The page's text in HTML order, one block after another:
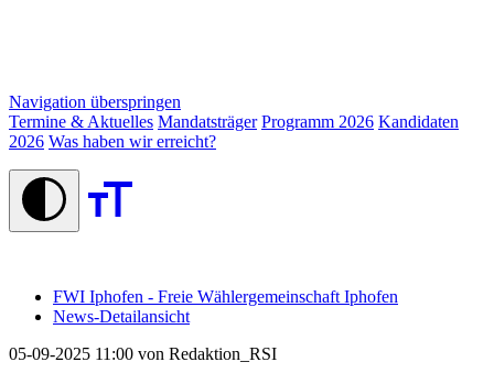
Navigation überspringen
Termine & Aktuelles Mandatsträger Programm 2026 Kandidaten
2026 Was haben wir erreicht?
FWI Iphofen - Freie Wählergemeinschaft Iphofen
News-Detailansicht
05-09-2025 11:00 von Redaktion_RSI